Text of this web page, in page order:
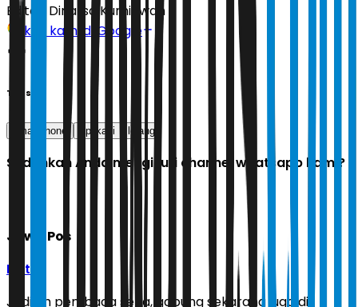
Editor: Dinarsa Kurniawan
Ikuti kami di Google
Tags
smartphone aplikasi lelang
Sudahkah Anda mengikuti channel whatsapp kami?
Jawa Pos
Ikuti
Jadilah pembaca setia, gabung sekarang juga di